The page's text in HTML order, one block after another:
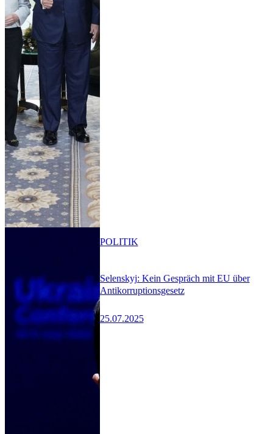
Selenskyj: Kein Gespräch mit EU über
Antikorruptionsgesetz
25.07.2025
POLITIK